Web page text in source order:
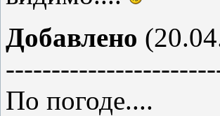
Добавлено
По погоде....